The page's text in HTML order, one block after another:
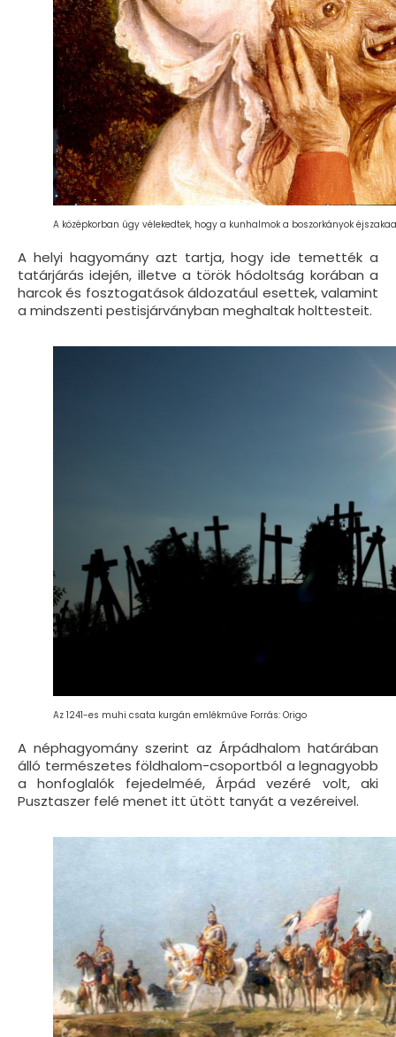
A középkorban úgy vélekedtek, hogy a kunhalmok a boszorkányok
A helyi hagyomány azt tartja, hogy ide temették a
tatárjárás idején, illetve a török hódoltság korában a
harcok és fosztogatások áldozatául esettek, valamint
a mindszenti pestisjárványban meghaltak holttesteit.
Az 1241-es muhi csata kurgán emlékműve Forrás: Origo
A néphagyomány szerint az Árpádhalom határában
álló természetes földhalom-csoportból a legnagyobb
a honfoglalók fejedelméé, Árpád vezéré volt, aki
Pusztaszer felé menet itt ütött tanyát a vezéreivel.